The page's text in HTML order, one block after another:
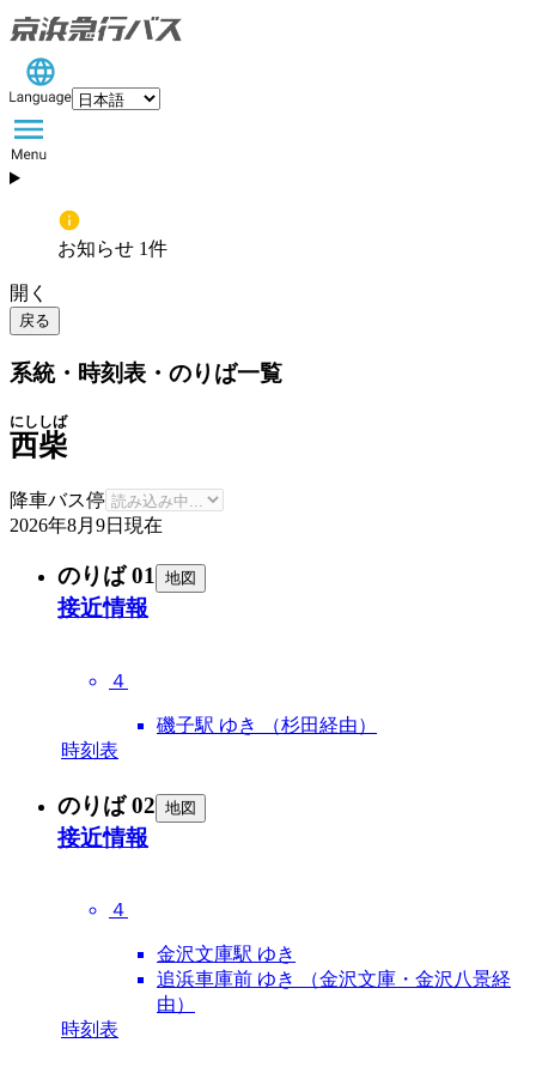
お知らせ 1件
開く
戻る
系統・時刻表・のりば一覧
西柴
にししば
降車バス停
2026年8月9日 現在
のりば 01 地図
接近情報
４
磯子駅 ゆき （杉田経由）
時刻表
のりば 02 地図
接近情報
４
金沢文庫駅 ゆき
追浜車庫前 ゆき （金沢文庫・金沢八景経
由）
時刻表